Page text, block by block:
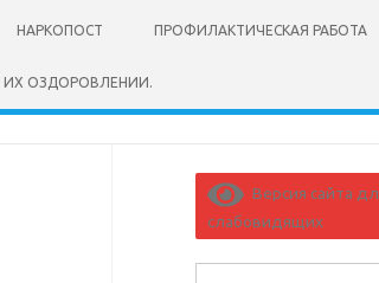
НАРКОПОСТ ПРОФИЛАКТИЧЕСКАЯ РАБОТА
ИХ ОЗДОРОВЛЕНИИ.
Версия сайта
слабовидящих